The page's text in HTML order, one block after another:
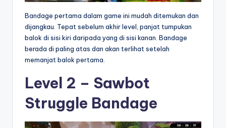
Bandage pertama dalam game ini mudah ditemukan dan
dijangkau. Tepat sebelum akhir level, panjat tumpukan
balok di sisi kiri daripada yang di sisi kanan. Bandage
berada di paling atas dan akan terlihat setelah
memanjat balok pertama.
Level 2 – Sawbot
Struggle Bandage